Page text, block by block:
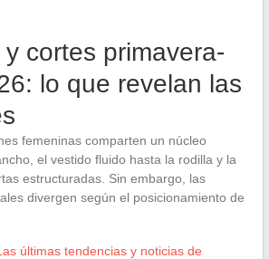
cortes primavera-
lo que revelan las
femeninas comparten un núcleo
el vestido fluido hasta la rodilla y la
estructuradas. Sin embargo, las
divergen según el posicionamiento de
últimas tendencias y noticias de